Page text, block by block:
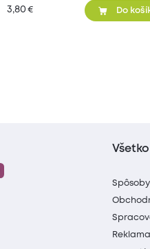
3,80 € Do